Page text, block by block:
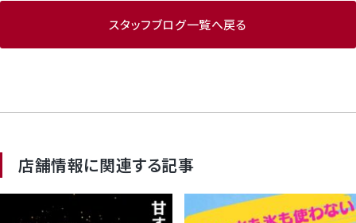
スタッフブログ一覧へ戻る
店舗情報に関連する記事